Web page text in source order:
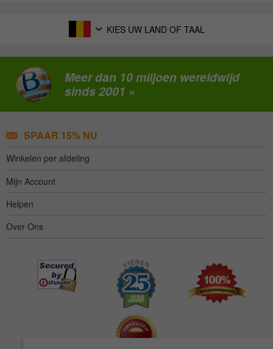
KIES UW LAND OF TAAL
Meer dan 10 miljoen wereldwijd
sinds 2001 »
SPAAR 15% NU
Winkelen per afdeling
Mijn Account
Helpen
Over Ons